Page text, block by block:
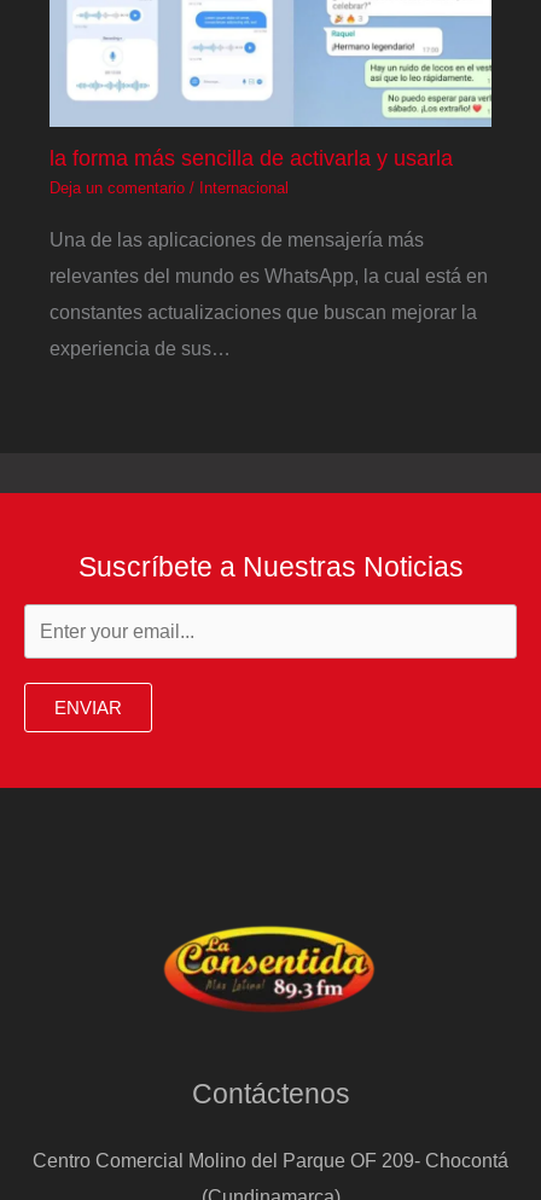
la forma más sencilla de activarla y usarla
Deja un comentario / Internacional
Una de las aplicaciones de mensajería más
relevantes del mundo es WhatsApp, la cual está en
constantes actualizaciones que buscan mejorar la
experiencia de sus…
Suscríbete a Nuestras Noticias
ENVIAR
Contáctenos
Centro Comercial Molino del Parque OF 209- Chocontá